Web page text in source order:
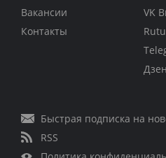
Вакансии
Контакты
VK
Дзен
Быстрая подписка на
RSS